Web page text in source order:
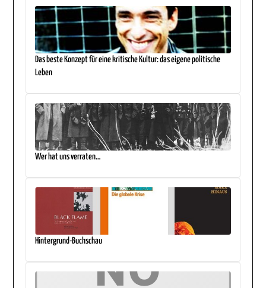
Das beste Konzept für eine kritische Kultur: das eigene politische
Leben
Wer hat uns verraten…
Hintergrund-Buchschau